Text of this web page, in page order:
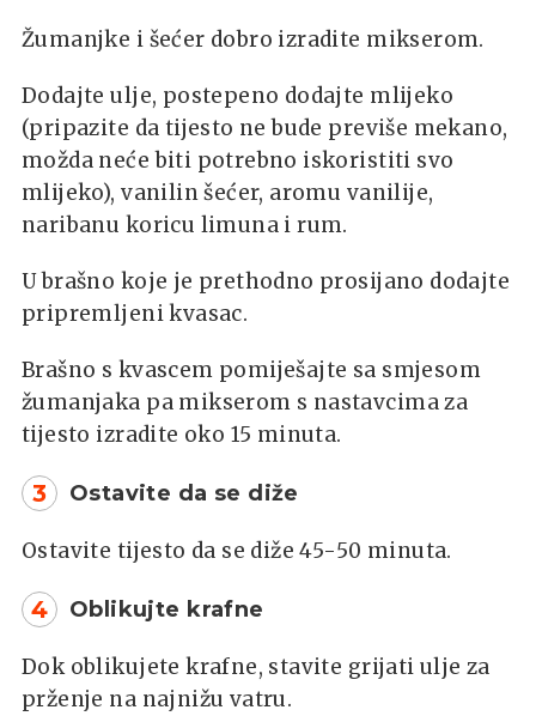
Žumanjke i šećer dobro izradite mikserom.
Dodajte ulje, postepeno dodajte mlijeko
(pripazite da tijesto ne bude previše mekano,
možda neće biti potrebno iskoristiti svo
mlijeko), vanilin šećer, aromu vanilije,
naribanu koricu limuna i rum.
U brašno koje je prethodno prosijano dodajte
pripremljeni kvasac.
Brašno s kvascem pomiješajte sa smjesom
žumanjaka pa mikserom s nastavcima za
tijesto izradite oko 15 minuta.
3 Ostavite da se diže
Ostavite tijesto da se diže 45-50 minuta.
4 Oblikujte krafne
Dok oblikujete krafne, stavite grijati ulje za
prženje na najnižu vatru.